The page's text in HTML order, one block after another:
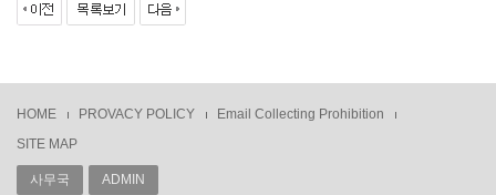
HOME PROVACY POLICY
Email Collecting Prohibition
SITE MAP
사무국 ADMIN